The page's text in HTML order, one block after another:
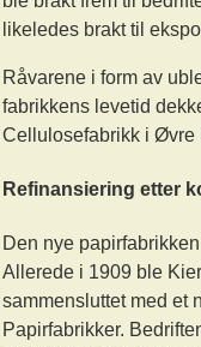
likeledes brakt til
Råvarene i form av
fabrikkens levetid
Cellulosefabrikk i Øvre
Refinansiering etter
Den nye
Allerede i 1909 ble
sammensluttet med et
Papirfabrikker.